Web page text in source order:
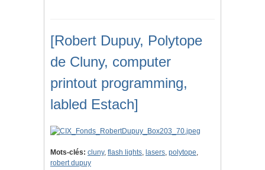
[Robert Dupuy, Polytope
de Cluny, computer
printout programming,
labled Estach]
Mots-clés: cluny, flash lights, lasers, polytope,
robert dupuy